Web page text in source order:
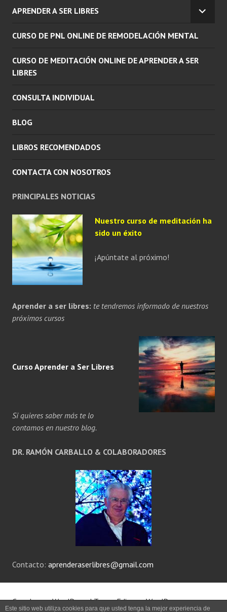
MENÚ
APRENDER A SER LIBRES
CURSO DE PNL ONLINE DE REMODELACIÓN MENTAL
CURSO DE MEDITACIÓN ONLINE DE APRENDER A SER
LIBRES
CONSULTA INDIVIDUAL
BLOG
LIBROS RECOMENDADOS
CONTACTA CON NOSOTROS
PRINCIPALES NOTICIAS
Nuestro curso de meditación ha
sido un éxito
¡Apúntate al próximo!
Aprender a ser libres: te tendremos informado de nuestros
próximos cursos
Curso Aprender a Ser Libres
Si quieres saber más te lo
contamos en nuestro blog.
DR. RAMÓN CARBALLO & COLABORADORES
Contacto: aprenderaserlibres@gmail.com
Creado con WordPress |Tema: Edin porWordPress.com.
Este sitio web utiliza cookies para que usted tenga la mejor experiencia de